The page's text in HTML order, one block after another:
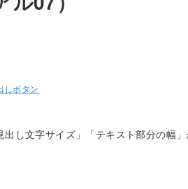
しボタン
し文字サイズ」「テキスト部分の幅